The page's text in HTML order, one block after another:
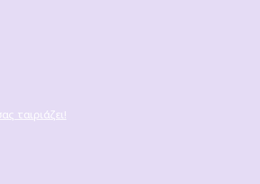
ταιριάζει!